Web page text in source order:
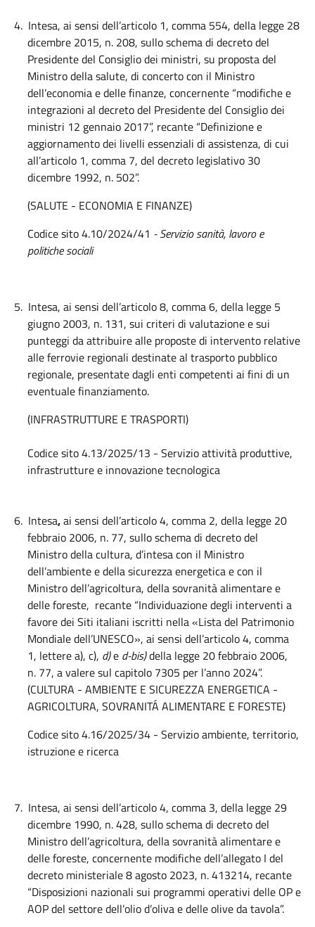
4. Intesa, ai sensi dell’articolo 1, comma 554, della legge 28
dicembre 2015, n. 208, sullo schema di decreto del
Presidente del Consiglio dei ministri, su proposta del
Ministro della salute, di concerto con il Ministro
dell’economia e delle finanze, concernente “modifiche e
integrazioni al decreto del Presidente del Consiglio dei
ministri 12 gennaio 2017”, recante “Definizione e
aggiornamento dei livelli essenziali di assistenza, di cui
all’articolo 1, comma 7, del decreto legislativo 30
dicembre 1992, n. 502”.
(SALUTE - ECONOMIA E FINANZE)
Codice sito 4.10/2024/41 - Servizio sanità, lavoro e
politiche sociali
5. Intesa, ai sensi dell’articolo 8, comma 6, della legge 5
giugno 2003, n. 131, sui criteri di valutazione e sui
punteggi da attribuire alle proposte di intervento relative
alle ferrovie regionali destinate al trasporto pubblico
regionale, presentate dagli enti competenti ai fini di un
eventuale finanziamento.
(INFRASTRUTTURE E TRASPORTI)
Codice sito 4.13/2025/13 - Servizio attività produttive,
infrastrutture e innovazione tecnologica
6. Intesa,ai sensi dell’articolo 4, comma 2, della legge 20
febbraio 2006, n. 77, sullo schema di decreto del
Ministro della cultura, d’intesa con il Ministro
dell’ambiente e della sicurezza energetica e con il
Ministro dell’agricoltura, della sovranità alimentare e
delle foreste, recante “Individuazione degli interventi a
favore dei Siti italiani iscritti nella «Lista del Patrimonio
Mondiale dell’UNESCO», ai sensi dell’articolo 4, comma
1, lettere a), c), d)ed-bis)della legge 20 febbraio 2006,
n. 77, a valere sul capitolo 7305 per l’anno 2024”.
(CULTURA - AMBIENTE E SICUREZZA ENERGETICA -
AGRICOLTURA, SOVRANITÁ ALIMENTARE E FORESTE)
Codice sito 4.16/2025/34 - Servizio ambiente, territorio,
istruzione e ricerca
7. Intesa, ai sensi dell’articolo 4, comma 3, della legge 29
dicembre 1990, n. 428, sullo schema di decreto del
Ministro dell’agricoltura, della sovranità alimentare e
delle foreste, concernente modifiche dell’allegato I del
decreto ministeriale 8 agosto 2023, n. 413214, recante
“Disposizioni nazionali sui programmi operativi delle OP e
AOP del settore dell’olio d’oliva e delle olive da tavola”.